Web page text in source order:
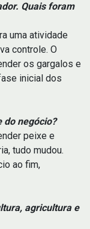
Quais foram
uma atividade
controle. O
os gargalos e
inicial dos
do negócio?
peixe e
tudo mudou.
ao fim,
agricultura e